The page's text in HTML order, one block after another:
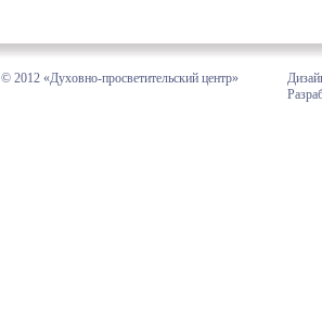
© 2012 «Духовно-просветительский центр»